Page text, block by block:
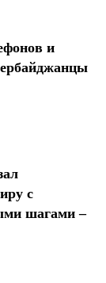
и
с
шагами –